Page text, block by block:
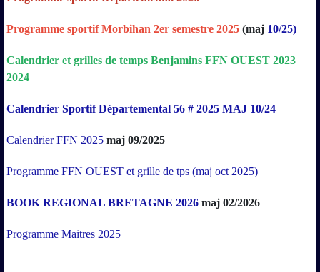
Programme sportif Morbihan 2er semestre 2025 (maj 10/25)
Calendrier et grilles de temps Benjamins FFN OUEST 2023
2024
Calendrier Sportif Départemental 56 # 2025 MAJ 10/24
Calendrier FFN 2025 maj 09/2025
Programme FFN OUEST et grille de tps (maj oct 2025)
BOOK REGIONAL BRETAGNE 2026 maj 02/2026
Programme Maitres 2025